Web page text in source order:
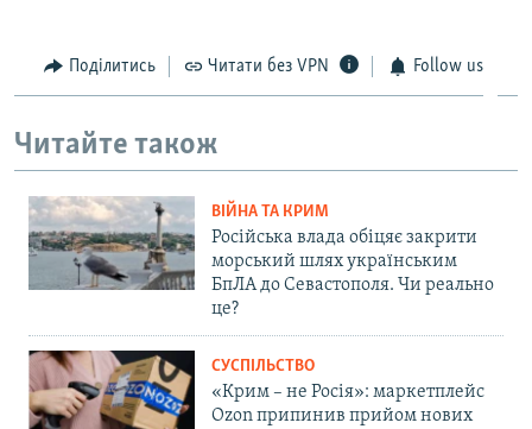
Поділитись Читати без VPN Follow us
Читайте також
ВІЙНА ТА КРИМ
Російська влада обіцяє закрити
морський шлях українським
БпЛА до Севастополя. Чи реально
це?
СУСПІЛЬСТВО
«Крим – не Росія»: маркетплейс
Ozon припинив прийом нових